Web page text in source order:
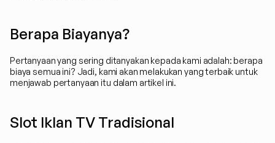
Berapa Biayanya?
Pertanyaan yang sering ditanyakan kepada kami adalah: berapa
biaya semua ini? Jadi, kami akan melakukan yang terbaik untuk
menjawab pertanyaan itu dalam artikel ini.
Slot Iklan TV Tradisional